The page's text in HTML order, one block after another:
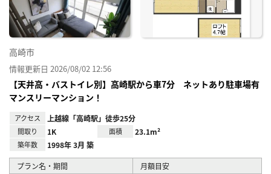
高崎市
情報更新日 2026/08/02 12:56
【天井高・バストイレ別】高崎駅から車7分 ネットあり駐車場有
マンスリーマンション！
アクセス 上越線「高崎駅」徒歩25分
間取り 1K 面積 23.1m²
築年数 1998年 3月 築
プラン名・期間 月額目安